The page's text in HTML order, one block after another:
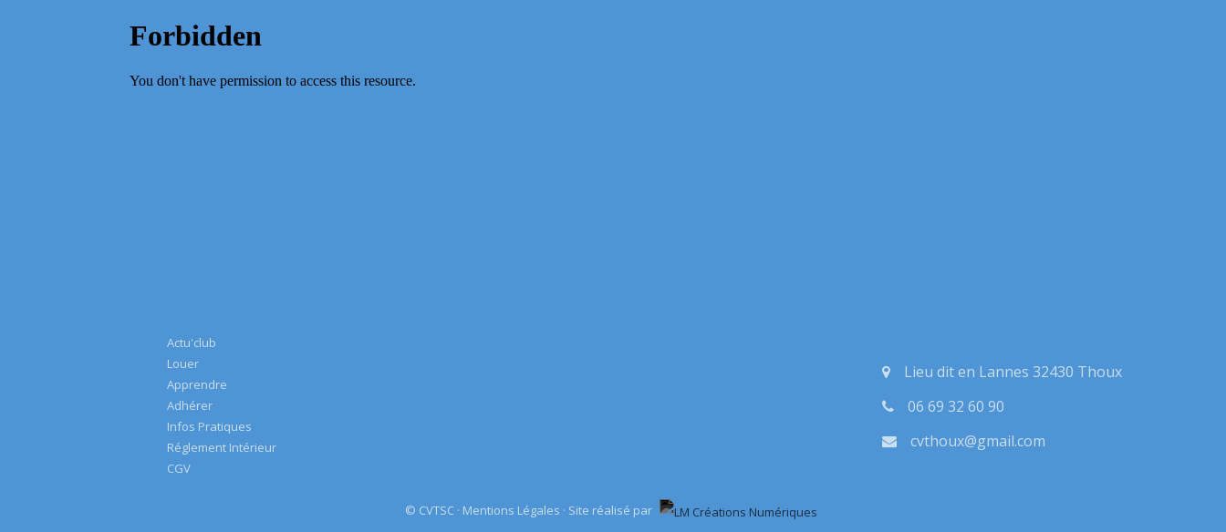
Actu'club
Louer
Apprendre
Adhérer
Infos Pratiques
Réglement Intérieur
CGV
Lieu dit en Lannes 32430 Thoux
06 69 32 60 90
cvthoux@gmail.com
© CVTSC · Mentions Légales · Site réalisé par